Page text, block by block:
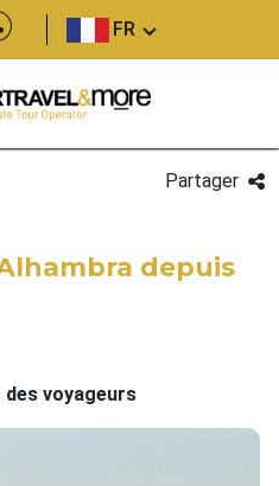
FR
Partager
depuis
des voyageurs